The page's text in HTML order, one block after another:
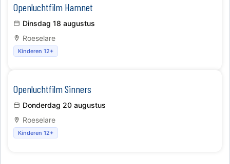
Openluchtfilm Hamnet
Dinsdag 18 augustus
Roeselare
Kinderen 12+
Openluchtfilm Sinners
Donderdag 20 augustus
Roeselare
Kinderen 12+